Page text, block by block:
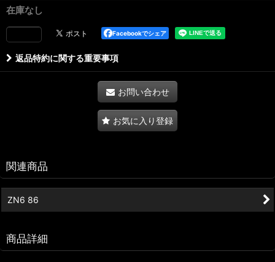
在庫なし
Facebookでシェア
返品特約に関する重要事項
お問い合わせ
お気に入り登録
関連商品
ZN6 86
商品詳細